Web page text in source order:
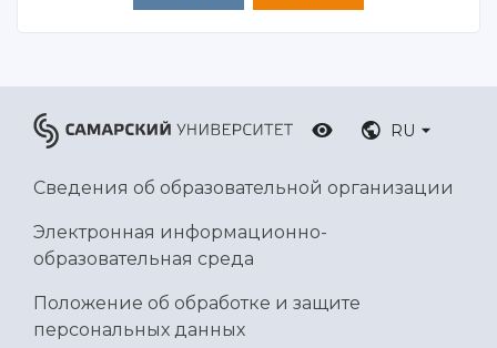
RU
Сведения об образовательной организации
Электронная информационно-
образовательная среда
Положение об обработке и защите
персональных данных